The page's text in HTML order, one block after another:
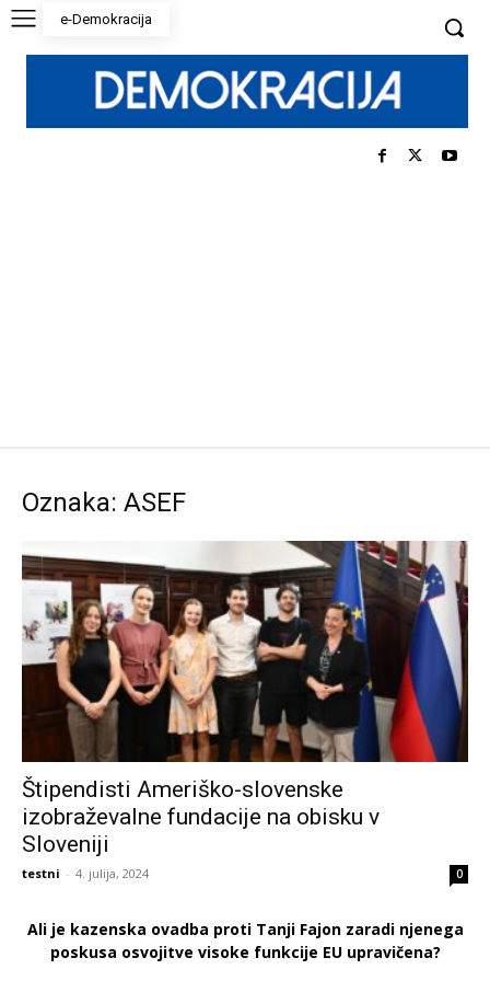
e-Demokracija
Oznaka: ASEF
Štipendisti Ameriško-slovenske
izobraževalne fundacije na obisku v
Sloveniji
testni - 4. julija, 2024 0
Ali je kazenska ovadba proti Tanji Fajon zaradi njenega
poskusa osvojitve visoke funkcije EU upravičena?